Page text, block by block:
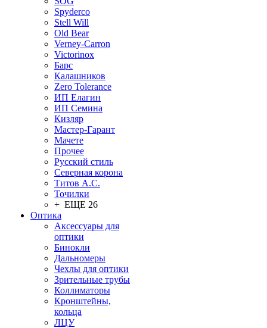
Spyderco
Stell Will
Old Bear
Verney-Carron
Victorinox
Барс
Калашников
Zero Tolerance
ИП Елагин
ИП Семина
Кизляр
Мастер-Гарант
Мачете
Прочее
Русский стиль
Северная корона
Титов А.С.
Точилки
+ ЕЩЕ 26
Оптика
Аксессуары для
оптики
Бинокли
Дальномеры
Чехлы для оптики
Зрительные трубы
Коллиматоры
Кронштейны,
кольца
ЛЦУ